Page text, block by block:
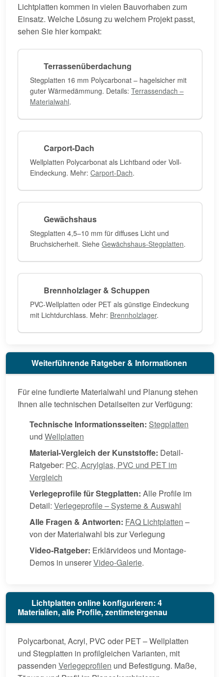
Lichtplatten kommen in vielen Bauvorhaben zum
Einsatz. Welche Lösung zu welchem Projekt passt,
sehen Sie hier kompakt:
Terrassenüberdachung
Stegplatten 16 mm Polycarbonat – hagelsicher mit
guter Wärmedämmung. Details: Terrassendach –
Materialwahl.
Carport-Dach
Wellplatten Polycarbonat als Lichtband oder Voll-
Eindeckung. Mehr: Carport-Dach.
Gewächshaus
Stegplatten 4,5–10 mm für diffuses Licht und
Bruchsicherheit. Siehe Gewächshaus-Stegplatten.
Brennholzlager & Schuppen
PVC-Wellplatten oder PET als günstige Eindeckung
mit Lichtdurchlass. Mehr: Brennholzlager.
Weiterführende Ratgeber & Informationen
Für eine fundierte Materialwahl und Planung stehen
Ihnen alle technischen Detailseiten zur Verfügung:
Technische Informationsseiten: Stegplatten
und Wellplatten
Material-Vergleich der Kunststoffe: Detail-
Ratgeber: PC, Acrylglas, PVC und PET im
Vergleich
Verlegeprofile für Stegplatten: Alle Profile im
Detail: Verlegeprofile – Systeme & Auswahl
Alle Fragen & Antworten: FAQ Lichtplatten –
von der Materialwahl bis zur Verlegung
Video-Ratgeber: Erklärvideos und Montage-
Demos in unsererVideo-Galerie.
Lichtplatten online konfigurieren: 4
Materialien, alle Profile, zentimetergenau
Polycarbonat, Acryl, PVC oder PET – Wellplatten
und Stegplatten in profilgleichen Varianten, mit
passenden Verlegeprofilen und Befestigung. Maße,